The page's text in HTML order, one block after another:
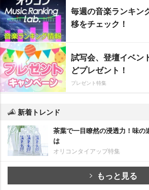
毎週の音楽ランキン
移をチェック！
試写会、登壇イベン
どプレゼント！
プレゼント特集
新着トレンド
茶葉で一目瞭然の浸透力！味の
は
オリコンタイアップ特集
もっと見る